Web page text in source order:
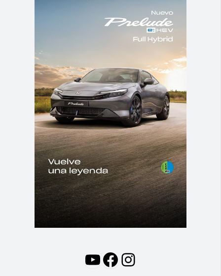
YouTube
Facebook
Instagram